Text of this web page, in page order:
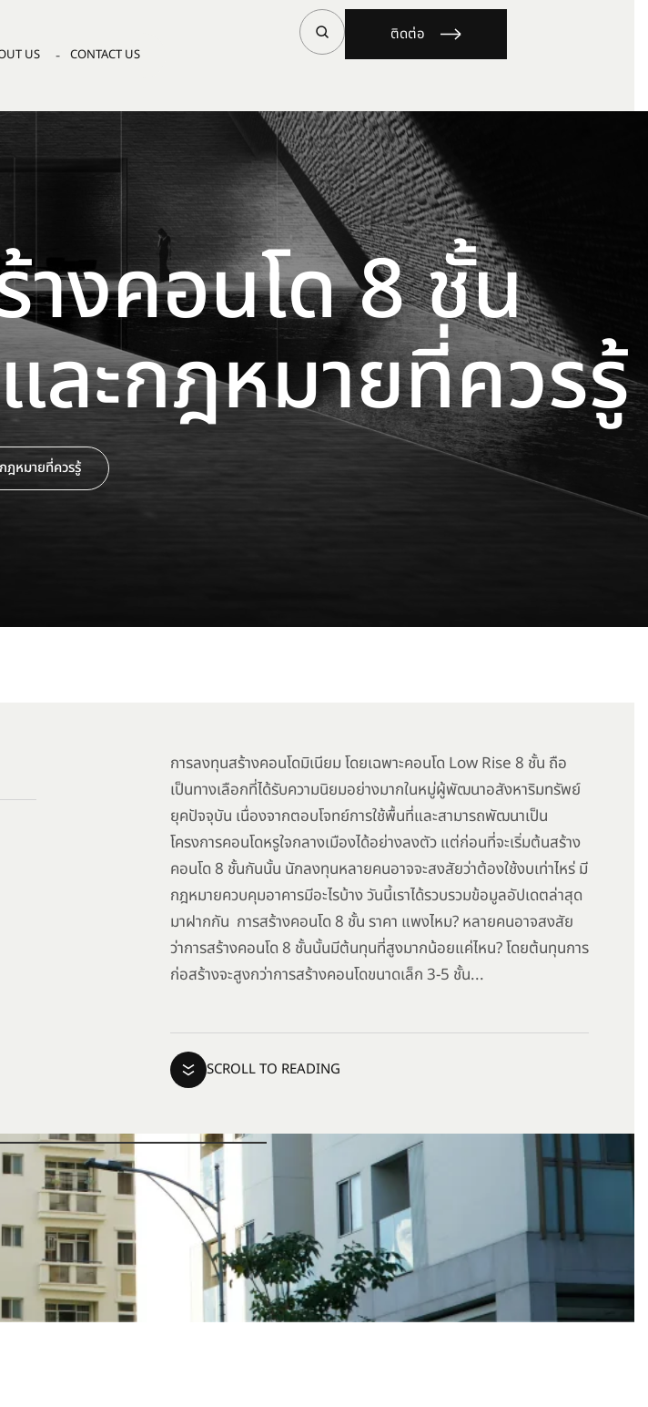
US CONTACT US
ติดต่อ
างคอนโด 8 ชั้น
ละกฎหมายที่ควรรู้
ฎหมายที่ควรรู้
การลงทุนสร้างคอนโดมิเนียม โดยเฉพาะคอนโด Low Rise 8 ชั้น ถือ
เป็นทางเลือกที่ได้รับความนิยมอย่างมากในหมู่ผู้พัฒนาอสังหาริมทรัพย์
ยุคปัจจุบัน เนื่องจากตอบโจทย์การใช้พื้นที่และสามารถพัฒนาเป็น
โครงการคอนโดหรูใจกลางเมืองได้อย่างลงตัว แต่ก่อนที่จะเริ่มต้นสร้าง
คอนโด 8 ชั้นกันนั้น นักลงทุนหลายคนอาจจะสงสัยว่าต้องใช้งบเท่าไหร่ มี
กฎหมายควบคุมอาคารมีอะไรบ้าง วันนี้เราได้รวบรวมข้อมูลอัปเดตล่าสุด
มาฝากกัน การสร้างคอนโด 8 ชั้น ราคา แพงไหม? หลายคนอาจสงสัย
ว่าการสร้างคอนโด 8 ชั้นนั้นมีต้นทุนที่สูงมากน้อยแค่ไหน? โดยต้นทุนการ
ก่อสร้างจะสูงกว่าการสร้างคอนโดขนาดเล็ก 3-5 ชั้น...
SCROLL TO READING